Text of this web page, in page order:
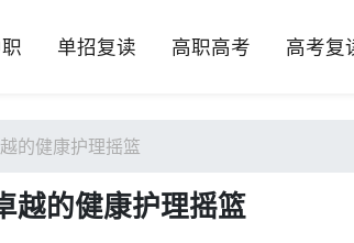
单招复读 高职高考 高考复
的健康护理摇篮
越的健康护理摇篮